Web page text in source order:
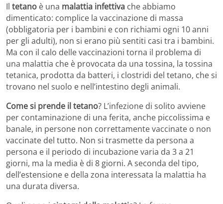
Il tetano è una malattia infettiva che abbiamo
dimenticato: complice la vaccinazione di massa
(obbligatoria per i bambini e con richiami ogni 10 anni
per gli adulti), non si erano più sentiti casi tra i bambini.
Ma con il calo delle vaccinazioni torna il problema di
una malattia che è provocata da una tossina, la tossina
tetanica, prodotta da batteri, i clostridi del tetano, che si
trovano nel suolo e nell’intestino degli animali.
Come si prende il tetano? L’infezione di solito avviene
per contaminazione di una ferita, anche piccolissima e
banale, in persone non correttamente vaccinate o non
vaccinate del tutto. Non si trasmette da persona a
persona e il periodo di incubazione varia da 3 a 21
giorni, ma la media è di 8 giorni. A seconda del tipo,
dell’estensione e della zona interessata la malattia ha
una durata diversa.